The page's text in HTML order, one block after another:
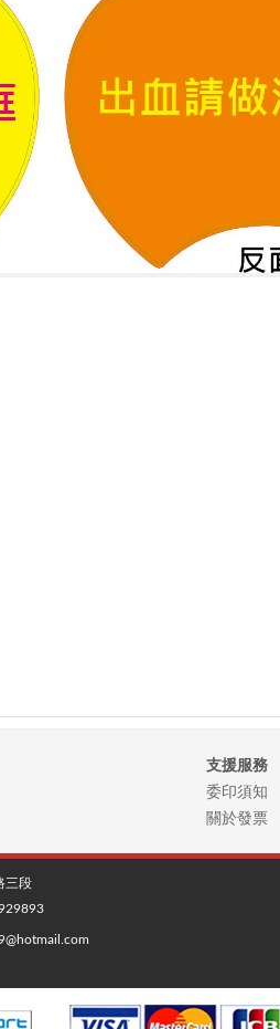
支援服務
委印須知
關於發票
三段